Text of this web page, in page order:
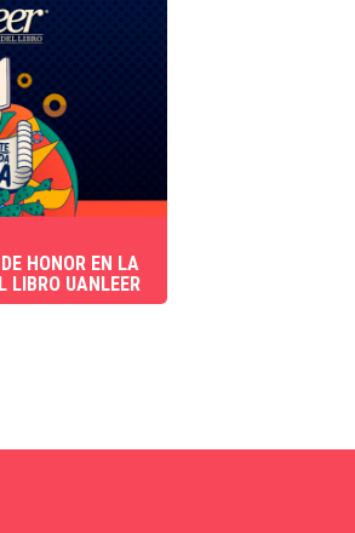
HONOR EN LA
LIBRO UANLEER